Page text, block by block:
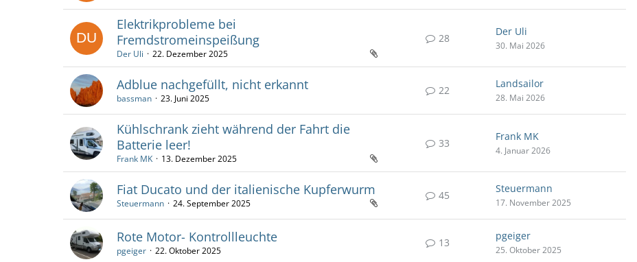
Elektrikprobleme bei
Fremdstromeinspeißung
Der Uli 22. Dezember 2025
28
Der Uli
30. Mai 2026
Adblue nachgefüllt, nicht erkannt
bassman 23. Juni 2025
22
Landsailor
28. Mai 2026
Kühlschrank zieht während der Fahrt die
Batterie leer!
Frank MK 13. Dezember 2025
33
Frank MK
4. Januar 2026
Fiat Ducato und der italienische Kupferwurm
Steuermann 24. September 2025
45
Steuermann
17. November 2025
Rote Motor- Kontrollleuchte
pgeiger 22. Oktober 2025
13
pgeiger
25. Oktober 2025